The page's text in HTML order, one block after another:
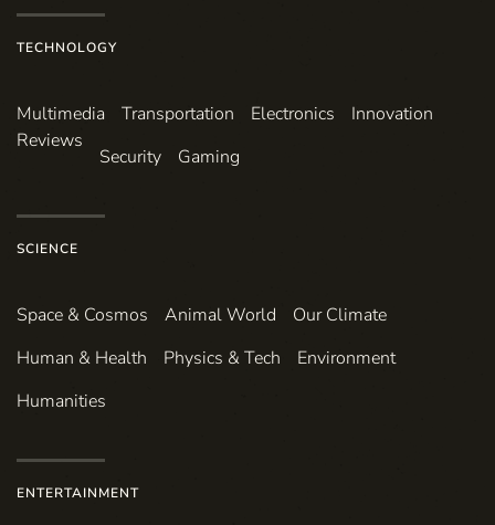
TECHNOLOGY
Multimedia Transportation Electronics
Innovation
Reviews
Security Gaming
SCIENCE
Space & Cosmos Animal World
Our Climate
Human & Health
Physics & Tech
Environment
Humanities
ENTERTAINMENT